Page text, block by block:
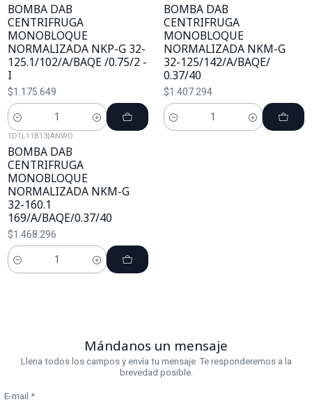
BOMBA DAB
CENTRIFRUGA
MONOBLOQUE
NORMALIZADA NKP-G 32-
125.1/102/A/BAQE /0.75/2 -
I
$1.175.649
Cantidad
BOMBA DAB
CENTRIFRUGA
MONOBLOQUE
NORMALIZADA NKM-G
32-125/142/A/BAQE/
0.37/40
$1.407.294
Cantidad
1D1L11B13 ANWO
BOMBA DAB
CENTRIFRUGA
MONOBLOQUE
NORMALIZADA NKM-G
32-160.1
169/A/BAQE/0.37/40
$1.468.296
Cantidad
Mándanos un mensaje
Llena todos los campos y envía tu mensaje. Te responderemos a la
brevedad posible.
E-mail *